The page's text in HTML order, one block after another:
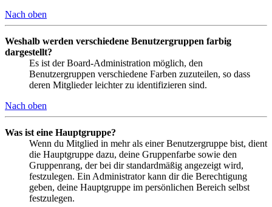
Nach oben
Weshalb werden verschiedene Benutzergruppen farbig
dargestellt?
Es ist der Board-Administration möglich, den
Benutzergruppen verschiedene Farben zuzuteilen, so dass
deren Mitglieder leichter zu identifizieren sind.
Nach oben
Was ist eine Hauptgruppe?
Wenn du Mitglied in mehr als einer Benutzergruppe bist, dient
die Hauptgruppe dazu, deine Gruppenfarbe sowie den
Gruppenrang, der bei dir standardmäßig angezeigt wird,
festzulegen. Ein Administrator kann dir die Berechtigung
geben, deine Hauptgruppe im persönlichen Bereich selbst
festzulegen.